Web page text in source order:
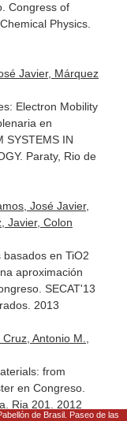
Congress of
Physics.
Javier, Márquez
Electron Mobility
en
SYSTEMS IN
Paraty, Rio de
José Javier,
Javier, Colon
en TiO2
aproximación
SECAT'13
2013
Antonio M.,
from
en Congreso.
Ria 201. 2012
de Brasil. Paseo de las